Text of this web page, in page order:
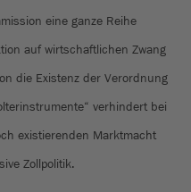
eine ganze Reihe
auf wirtschaftlichen Zwang
die Existenz der Verordnung
verhindert bei
existierenden Marktmacht
Zollpolitik.